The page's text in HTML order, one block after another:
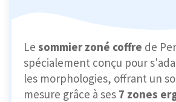
Le sommier zoné coffre de
spécialement conçu pour
les morphologies, offrant un
mesure grâce à ses 7 zones